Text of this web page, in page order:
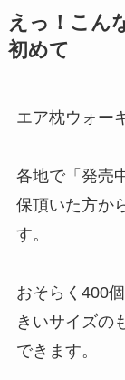
えっ！こん
初めて
エア枕ウォー
各地で「発売
保頂いた方か
す。
おそらく400
きいサイズの
できます。